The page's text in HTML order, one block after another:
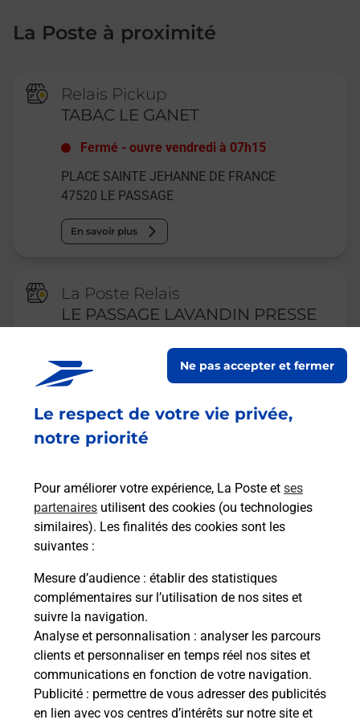
Le respect de votre vie privée,
notre priorité
Pour améliorer votre expérience, La Poste et ses
partenaires utilisent des cookies (ou technologies
similaires). Les finalités des cookies sont les
suivantes :
Mesure d’audience : établir des statistiques
complémentaires sur l’utilisation de nos sites et
suivre la navigation.
Analyse et personnalisation : analyser les parcours
clients et personnaliser en temps réel nos sites et
communications en fonction de votre navigation.
Publicité : permettre de vous adresser des publicités
en lien avec vos centres d’intérêts sur notre site et
Ne pas accepter et fermer
La Poste à proximité
Relais Pickup
TABAC LE GANET
Fermé -ouvre vendredi à 07h15
PLACE SAINTE JEHANNE DE FRANCE
47520 LE PASSAGE
En savoir plus
La Poste Relais
LE PASSAGE LAVANDIN PRESSE
Fermé
07h30
LE LAVANDIN
47520 LE PASSAGE
Malin !
La Poste
en ligne
Ouvert 24h/24
En savoir plus